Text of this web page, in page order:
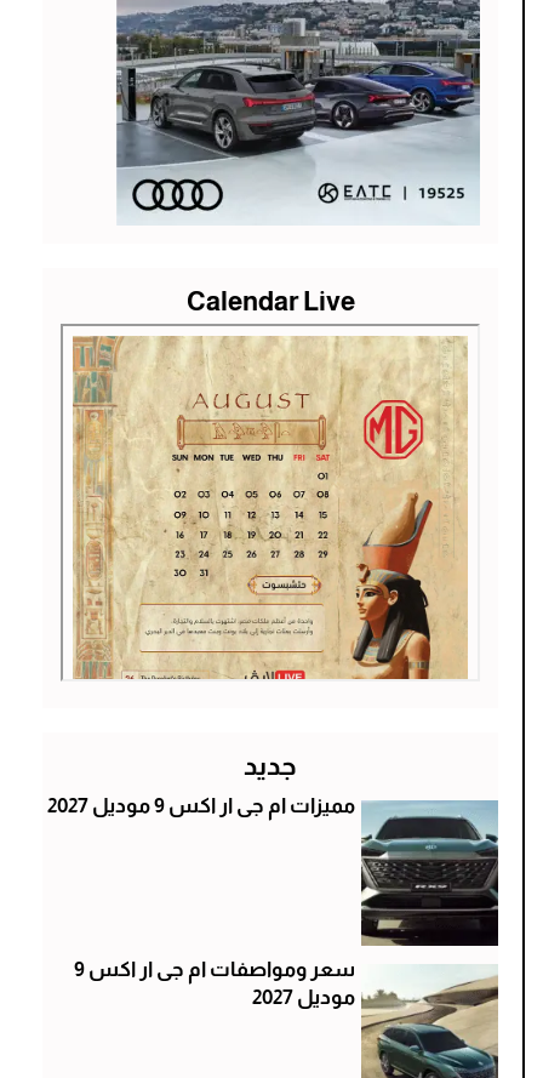
Calendar Live
جديد
مميزات ام جى ار اكس 9 موديل 2027
سعر ومواصفات ام جى ار اكس 9
موديل 2027